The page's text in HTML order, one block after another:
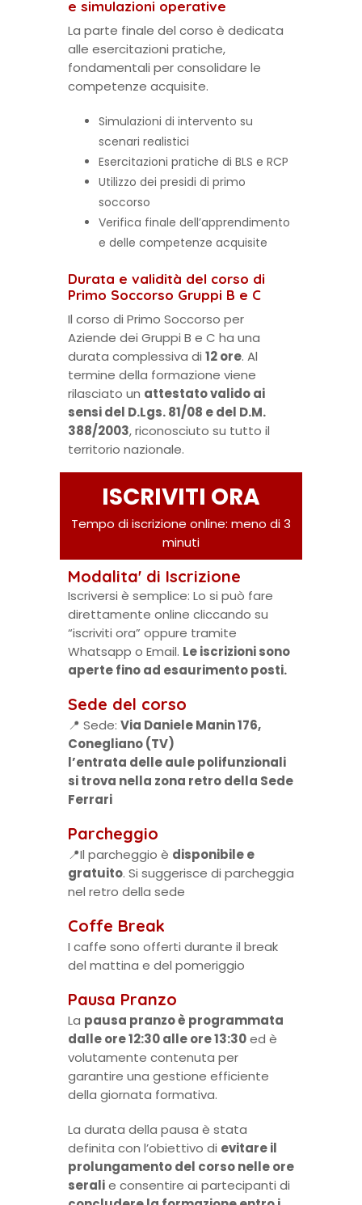
e simulazioni operative
La parte finale del corso è dedicata
alle esercitazioni pratiche,
fondamentali per consolidare le
competenze acquisite.
Simulazioni di intervento su
scenari realistici
Esercitazioni pratiche di BLS e RCP
Utilizzo dei presidi di primo
soccorso
Verifica finale dell’apprendimento
e delle competenze acquisite
Durata e validità del corso di
Primo Soccorso Gruppi B e C
Il corso di Primo Soccorso per
Aziende dei Gruppi B e C ha una
durata complessiva di 12 ore. Al
termine della formazione viene
rilasciato un attestato valido ai
sensi del D.Lgs. 81/08 e del D.M.
388/2003, riconosciuto su tutto il
territorio nazionale.
ISCRIVITI ORA
Tempo di iscrizione online: meno di 3
minuti
Modalita' di Iscrizione
Iscriversi è semplice: Lo si può fare
direttamente online cliccando su
“iscriviti ora” oppure tramite
Whatsapp o Email. Le iscrizioni sono
aperte fino ad esaurimento posti.
Sede del corso
📍 Sede: Via Daniele Manin 176,
Conegliano (TV)
l’entrata delle aule polifunzionali
si trova nella zona retro della Sede
Ferrari
Parcheggio
📍Il parcheggio è disponibile e
gratuito. Si suggerisce di parcheggia
nel retro della sede
Coffe Break
I caffe sono offerti durante il break
del mattina e del pomeriggio
Pausa Pranzo
La pausa pranzo è programmata
dalle ore 12:30 alle ore 13:30ed è
volutamente contenuta per
garantire una gestione efficiente
della giornata formativa.
La durata della pausa è stata
definita con l’obiettivo di evitare il
prolungamento del corso nelle ore
seralie consentire ai partecipanti di